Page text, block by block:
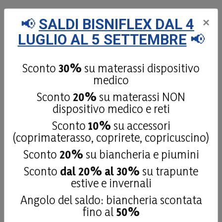
24 Luglio 2026
Mi sono trovato molto bene con il materasso scelto
Acquirente verificato
24 Luglio 2026
Personale attento in fase di ordini, anche per richieste
particolari, avevo necessità di un materasso basso su
misura per il mio camper. Mi hanno saputo consigliare
al meglio e sono stati cortesi e disponibili in tutta la
fase dell’ordine sino alla consegna. Bravi.
Acquirente verificato
14 Luglio 2026
×
📢 SALDI BISNIFLEX DAL 4
LUGLIO AL 5 SETTEMBRE 📢
Sconto 30% su materassi dispositivo
medico
Sconto 20% su materassi NON
dispositivo medico e reti
Sconto 10% su accessori
(coprimaterasso, coprirete, copricuscino)
Sconto 20% su biancheria e piumini
Sconto dal 20% al 30% su trapunte
estive e invernali
Angolo del saldo: biancheria scontata
fino al 50%